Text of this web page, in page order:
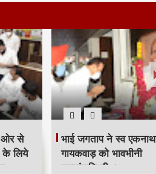
ओर से
के लिये
भाई जगताप ने स्व एकनाथ
गायकवाड़ को भावभीनी
श्रद्धांजलि दी ।